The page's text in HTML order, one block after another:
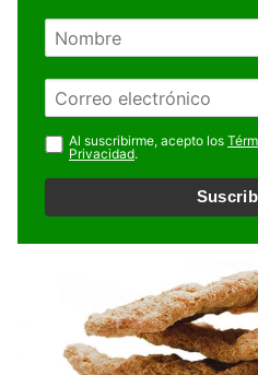
N
m
r
e
E
m
a
i
l
Al suscribirme, acepto los
Privacidad.